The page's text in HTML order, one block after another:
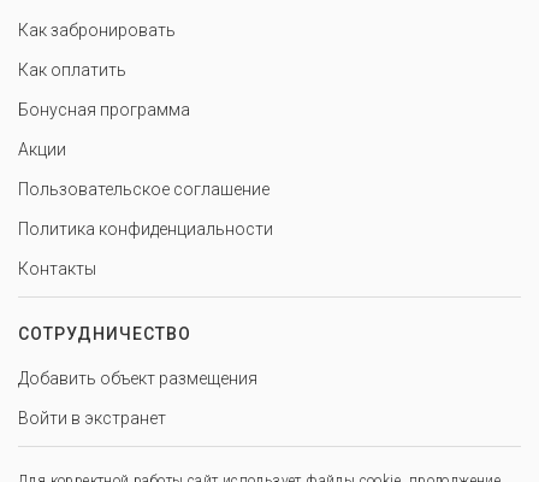
Как забронировать
Как оплатить
Бонусная программа
Акции
Пользовательское соглашение
Политика конфиденциальности
Контакты
СОТРУДНИЧЕСТВО
Добавить объект размещения
Войти в экстранет